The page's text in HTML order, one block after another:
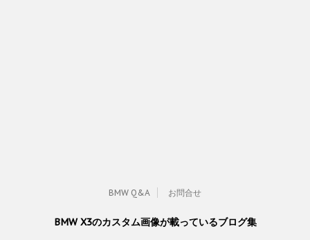
BMW Q&A お問合せ
BMW X3のカスタム画像が載っているブログ集